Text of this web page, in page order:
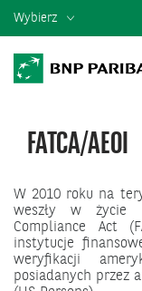
Wybierz
FATCA/AEOI
W 2010 roku na
weszły w życie
Compliance Act
instytucje
weryfikacji
posiadanych przez